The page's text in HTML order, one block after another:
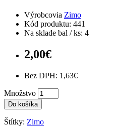
Výrobcovia Zimo
Kód produktu: 441
Na sklade bal / ks: 4
2,00€
Bez DPH: 1,63€
Množstvo
Do košíka
Štítky: Zimo